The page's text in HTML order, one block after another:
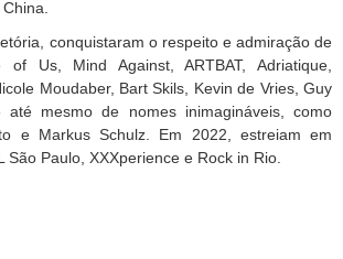
conquistaram o respeito e admiração de
of Us, Mind Against,ARTBAT,
Adriatique,
Moudaber, Bart Skils, Kevin de Vries, Guy
mesmo de nomes inimagináveis, como
e Markus Schulz. Em 2022, estreiam em
São Paulo, XXXperience e Rock in Rio.